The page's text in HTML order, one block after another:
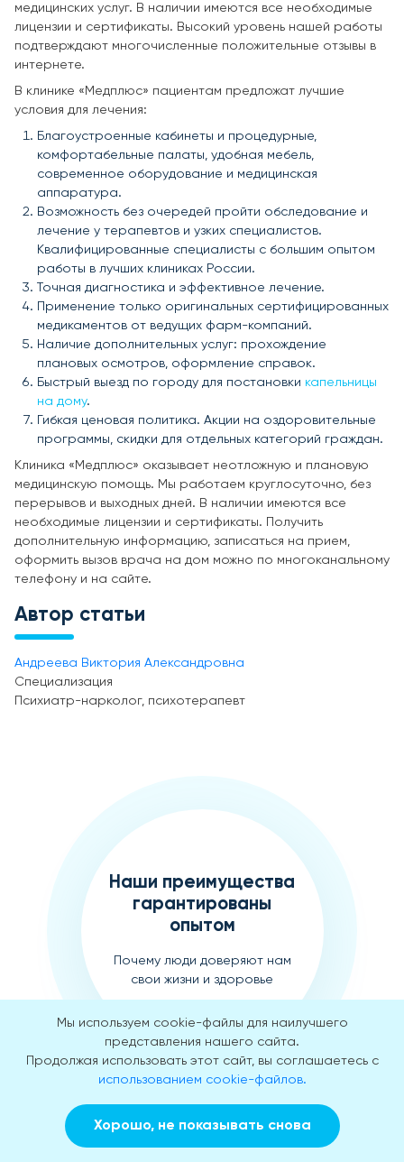
медицинских услуг. В наличии имеются все необходимые
лицензии и сертификаты. Высокий уровень нашей работы
подтверждают многочисленные положительные отзывы в
интернете.
В клинике «Медплюс» пациентам предложат лучшие
условия для лечения:
Благоустроенные кабинеты и процедурные,
комфортабельные палаты, удобная мебель,
современное оборудование и медицинская
аппаратура.
Возможность без очередей пройти обследование и
лечение у терапевтов и узких специалистов.
Квалифицированные специалисты с большим опытом
работы в лучших клиниках России.
Точная диагностика и эффективное лечение.
Применение только оригинальных сертифицированных
медикаментов от ведущих фарм-компаний.
Наличие дополнительных услуг: прохождение
плановых осмотров, оформление справок.
Быстрый выезд по городу для постановки капельницы
на дому.
Гибкая ценовая политика. Акции на оздоровительные
программы, скидки для отдельных категорий граждан.
Клиника «Медплюс» оказывает неотложную и плановую
медицинскую помощь. Мы работаем круглосуточно, без
перерывов и выходных дней. В наличии имеются все
необходимые лицензии и сертификаты. Получить
дополнительную информацию, записаться на прием,
оформить вызов врача на дом можно по многоканальному
телефону и на сайте.
Автор статьи
Андреева Виктория Александровна
Специализация
Психиатр-нарколог, психотерапевт
Наши преимущества
гарантированы
опытом
Почему люди доверяют нам
свои жизни и здоровье
Множество спасенных жизней
Мы используем cookie-файлы для наилучшего
представления нашего сайта.
Продолжая использовать этот сайт, вы соглашаетесь с
использованием cookie-файлов.
Хорошо, не показывать снова
Заказать звонок Вызвать врача на дом